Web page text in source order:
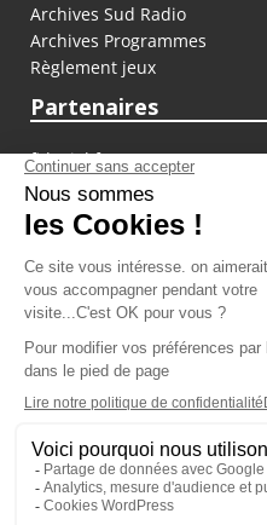
Archives Sud Radio
Archives Programmes
Règlement jeux
Partenaires
fiducial.fr
lyoncapitale.fr
olympique-et-lyonnais.com
L'application Iphone /
Les cookies
Gestion des cookies
Crédit photos :